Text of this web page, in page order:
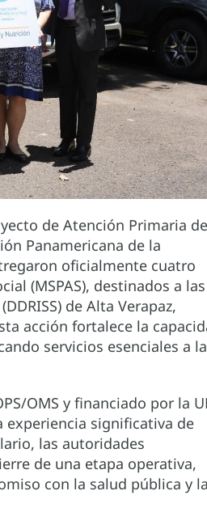
de Atención Primaria de
Panamericana de la
oficialmente cuatro
(MSPAS), destinados a las
de Alta Verapaz,
acción fortalece la
servicios esenciales a
OMS y financiado por la
experiencia significativa de
las autoridades
de una etapa operativa,
con la salud pública y la